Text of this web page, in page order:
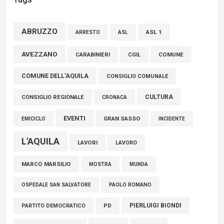
conti solidi che consentono di effettuare nuovi interventi di
TRAGUARDO STORICO
05 Agosto 2026
ABRUZZO ARRESTO ASL ASL 1
AVEZZANO CARABINIERI CGIL COMUNE
COMUNE DELL'AQUILA CONSIGLIO COMUNALE
CONSIGLIO REGIONALE CRONACA CULTURA
EMICICLO EVENTI GRAN SASSO INCIDENTE
L'AQUILA LAVORI LAVORO
MARCO MARSILIO MOSTRA MUNDA
OSPEDALE SAN SALVATORE PAOLO ROMANO
PARTITO DEMOCRATICO PD PIERLUIGI BIONDI